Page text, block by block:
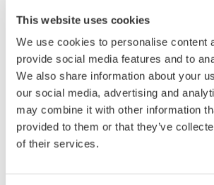
This website uses cookies
We use cookies to personalise content
provide social media features and to
We also share information about your
our social media, advertising and
may combine it with other information
provided to them or that they’ve
of their services.
最大128chまで拡張可能
SL1000（16ch）が最大8台連結で
用可能に！
高速捕捉
全16チャネル同時に最高サン
100MS/s、最短サンプル周期
100MS/s、12ビット、帯域